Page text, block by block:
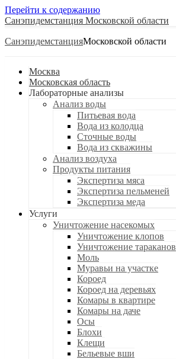
Перейти к содержанию
Санэпидемстанция
Санэпидемстанция
Москва
Московская область
Лабораторные анализы
Анализ воды
Питьевая вода
Вода из колодца
Сточные воды
Вода из скважины
Анализ воздуха
Продукты питания
Экспертиза мяса
Экспертиза пельменей
Экспертиза меда
Услуги
Уничтожение насекомых
Уничтожение клопов
Уничтожение тараканов
Моль
Муравьи на участке
Короед
Короед на деревьях
Комары в квартире
Комары на даче
Осы
Блохи
Клещи
Бельевые вши